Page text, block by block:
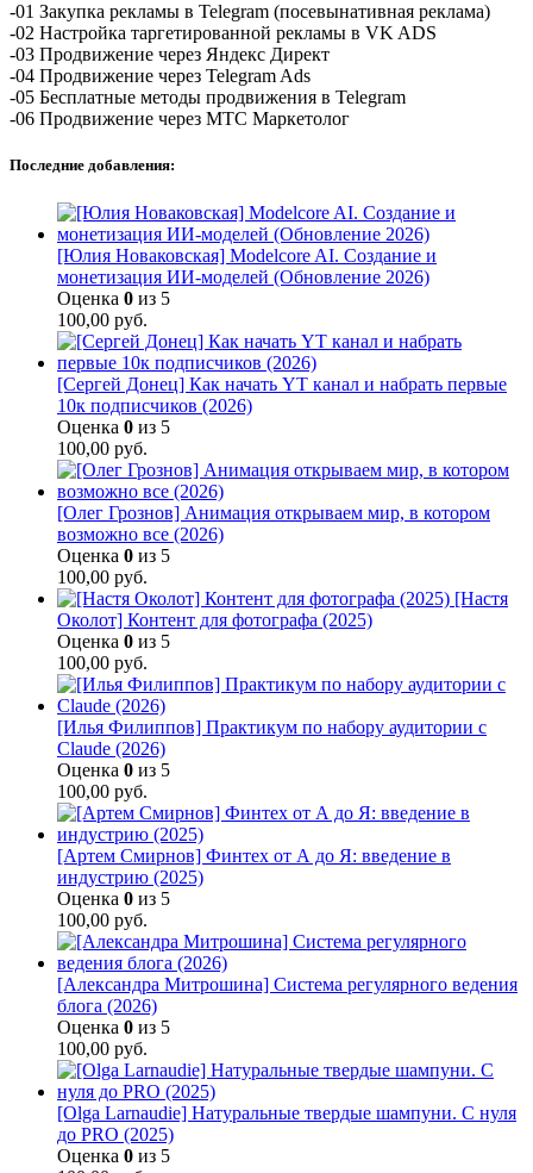
-01 Закупка рекламы в Telegram (посевынативная реклама)
-02 Настройка таргетированной рекламы в VK ADS
-03 Продвижение через Яндекс Директ
-04 Продвижение через Telegram Ads
-05 Бесплатные методы продвижения в Telegram
-06 Продвижение через МТС Маркетолог
Последние добавления:
[Юлия Новаковская] Modelcore AI. Создание и
монетизация ИИ-моделей (Обновление 2026)
Оценка 0 из 5
100,00 руб.
[Сергей Донец] Как начать YT канал и набрать первые
10к подписчиков (2026)
Оценка 0 из 5
100,00 руб.
[Олег Грознов] Анимация открываем мир, в котором
возможно все (2026)
Оценка 0 из 5
100,00 руб.
[Настя
Околот] Контент для фотографа (2025)
Оценка 0 из 5
100,00 руб.
[Илья Филиппов] Практикум по набору аудитории с
Claude (2026)
Оценка 0 из 5
100,00 руб.
[Артем Смирнов] Финтех от А до Я: введение в
индустрию (2025)
Оценка 0 из 5
100,00 руб.
[Александра Митрошина] Система регулярного ведения
блога (2026)
Оценка 0 из 5
100,00 руб.
[Olga Larnaudie] Натуральные твердые шампуни. С нуля
до PRO (2025)
Оценка 0 из 5